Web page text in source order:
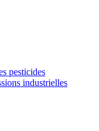
pesticides
industrielles